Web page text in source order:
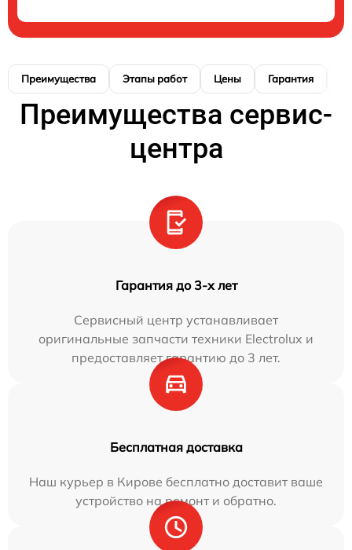
Преимущества Этапы работ Цены Гарантия
Преимущества сервис-
центра
Гарантия до 3-х лет
Сервисный центр устанавливает
оригинальные запчасти техники Electrolux и
предоставляет гарантию до 3 лет.
Бесплатная доставка
Наш курьер в Кирове бесплатно доставит ваше
устройство на ремонт и обратно.